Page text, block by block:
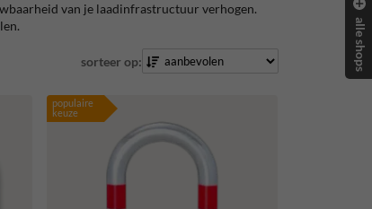
van je laadinfrastructuur verhogen.
sorteer op:
populaire
keuze
alle shops